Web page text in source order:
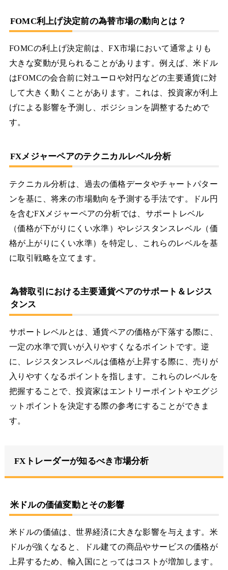
FOMC利上げ決定前の為替市場の動向とは？
FOMCの利上げ決定前は、FX市場において通常よりも
大きな変動が見られることがあります。例えば、米ドル
はFOMCの会合前に対ユーロや対円などの主要通貨に対
して大きく動くことがあります。これは、投資家が利上
げによる影響を予測し、ポジションを調整するためで
す。
FXメジャーペアのテクニカルレベル分析
テクニカル分析は、過去の価格データやチャートパター
ンを基に、将来の市場動向を予測する手法です。ドル円
を含むFXメジャーペアの分析では、サポートレベル
（価格が下がりにくい水準）やレジスタンスレベル（価
格が上がりにくい水準）を特定し、これらのレベルを基
に取引戦略を立てます。
為替取引における主要通貨ペアのサポート＆レジス
タンス
サポートレベルとは、通貨ペアの価格が下落する際に、
一定の水準で買いが入りやすくなるポイントです。逆
に、レジスタンスレベルは価格が上昇する際に、売りが
入りやすくなるポイントを指します。これらのレベルを
把握することで、投資家はエントリーポイントやエグジ
ットポイントを決定する際の参考にすることができま
す。
FXトレーダーが知るべき市場分析
米ドルの価値変動とその影響
米ドルの価値は、世界経済に大きな影響を与えます。米
ドルが強くなると、ドル建ての商品やサービスの価格が
上昇するため、輸入国にとってはコストが増加します。